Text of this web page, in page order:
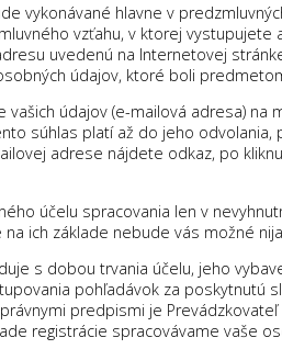
vykonávané hlavne v
vzťahu, v ktorej
uvedenú na Internetovej
údajov, ktoré boli
údajov (e-mailová adresa)
súhlas platí až do jeho odvolania,
adrese nájdete odkaz, po
účelu spracovania len v
ich základe nebude vás možné
s dobou trvania účelu, jeho
pohľadávok za poskytnutú
predpismi je
registrácie spracovávame vaše